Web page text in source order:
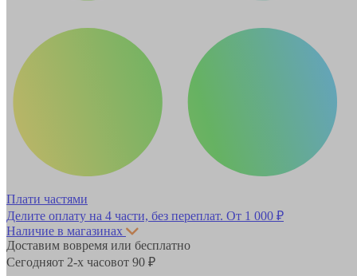
Плати частями
Делите оплату на 4 части, без переплат. От 1 000 ₽
Наличие в магазинах
Доставим вовремя или бесплатно
Сегодняот 2-х часовот 90 ₽